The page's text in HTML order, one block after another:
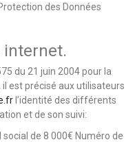
des Données
internet.
du 21 juin 2004 pour la
est précisé aux utilisateurs
l’identité des différents
et de son suivi:
social de 8 000€ Numéro de